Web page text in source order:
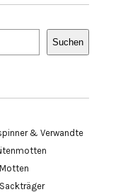
Suchen
& Verwandte